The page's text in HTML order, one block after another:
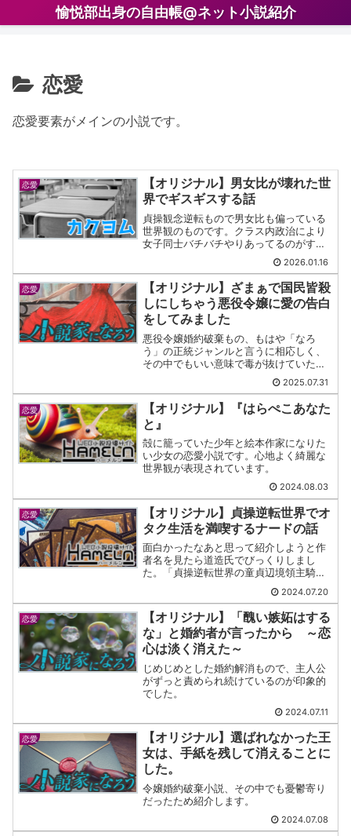
愉悦部出身の自由帳@ネット小説紹介
恋愛
恋愛要素がメインの小説です。
恋愛
【オリジナル】男女比が壊れた世
界でギスギスする話
貞操観念逆転もので男女比も偏っている
世界観のものです。クラス内政治により
女子同士バチバチやりあってるのがすご
2026.01.16
恋愛
【オリジナル】ざまぁで国民皆殺
しにしちゃう悪役令嬢に愛の告白
をしてみました
悪役令嬢婚約破棄もの、もはや「なろ
う」の正統ジャンルと言うに相応しく、
その中でもいい意味で毒が抜けていたた
2025.07.31
恋愛
【オリジナル】『はらぺこあなた
と』
殻に籠っていた少年と絵本作家になりた
い少女の恋愛小説です。心地よく綺麗な
世界観が表現されています。
2024.08.03
恋愛
【オリジナル】貞操逆転世界でオ
タク生活を満喫するナードの話
面白かったなあと思って紹介しようと作
者名を見たら道造氏でびっくりしまし
た。「貞操逆転世界の童貞辺境領主騎
士」「彼女でもない女の子が深夜二時に
炒飯作りにくる話」の作者様による新作
です。
2024.07.20
恋愛
【オリジナル】「醜い嫉妬はする
な」と婚約者が言ったから ～恋
心は淡く消えた～
じめじめとした婚約解消もので、主人公
がずっと責められ続けているのが印象的
でした。
2024.07.11
恋愛
【オリジナル】選ばれなかった王
女は、手紙を残して消えることに
した。
令嬢婚約破棄小説、その中でも憂鬱寄り
だったため紹介します。
2024.07.08